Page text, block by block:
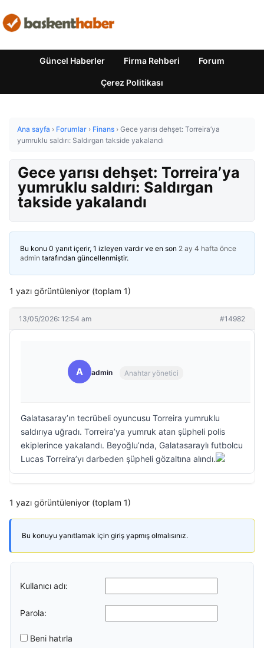
Güncel Haberler Firma Rehberi Forum
Çerez Politikası
Ana sayfa › Forumlar › Finans › Gece yarısı dehşet: Torreira’ya
yumruklu saldırı: Saldırgan takside yakalandı
Gece yarısı dehşet: Torreira’ya
yumruklu saldırı: Saldırgan
takside yakalandı
Bu konu 0 yanıt içerir, 1 izleyen vardır ve en son 2 ay 4 hafta önce
admin tarafından güncellenmiştir.
1 yazı görüntüleniyor (toplam 1)
13/05/2026: 12:54 am #14982
A admin Anahtar yönetici
Galatasaray’ın tecrübeli oyuncusu Torreira yumruklu
saldırıya uğradı. Torreira’ya yumruk atan şüpheli polis
ekiplerince yakalandı. Beyoğlu’nda, Galatasaraylı futbolcu
Lucas Torreira’yı darbeden şüpheli gözaltına alındı.
1 yazı görüntüleniyor (toplam 1)
Bu konuyu yanıtlamak için giriş yapmış olmalısınız.
Kullanıcı adı:
Parola:
Beni hatırla